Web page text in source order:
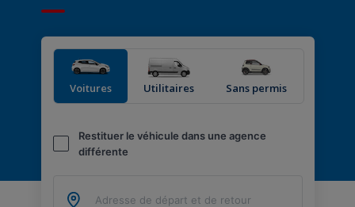
Voitures Utilitaires Sans permis
Restituer le véhicule dans une agence
différente